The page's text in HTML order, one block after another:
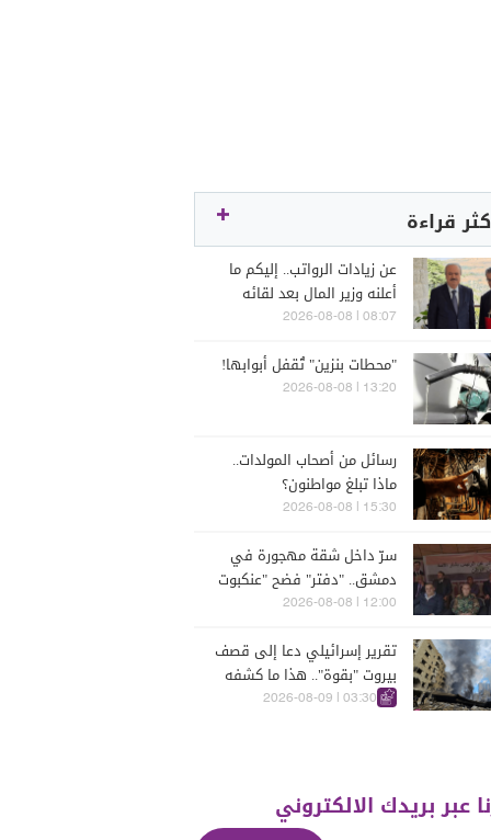
قراءة
عن زيادات الرواتب.. إليكم ما
أعلنه وزير المال بعد لقائه
الراعي
08:07 | 2026-08-08
"محطات بنزين" تُقفل أبوابها!
13:20 | 2026-08-08
رسائل من أصحاب المولدات..
ماذا تبلغ مواطنون؟
15:30 | 2026-08-08
سرّ داخل شقة مهجورة في
دمشق.. "دفتر" فضح "عنكبوت
الأسد"!"
12:00 | 2026-08-08
تقرير إسرائيلي دعا إلى قصف
بيروت "بقوة".. هذا ما كشفه
03:30 | 2026-08-09
عبر بريدك الالكتروني